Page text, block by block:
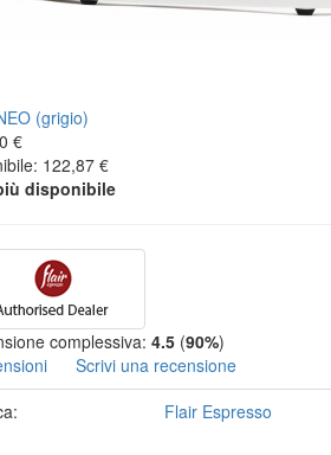
€
122,87 €
disponibile
complessiva: 4.5 (90%)
Scrivi una recensione
Flair Espresso